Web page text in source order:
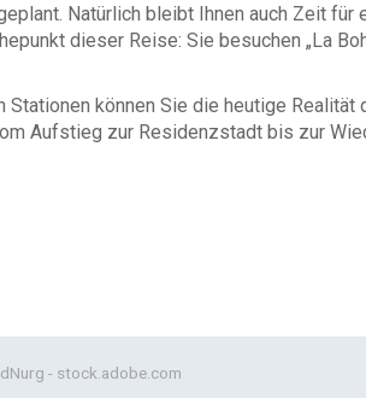
Natürlich bleibt Ihnen auch Zeit für
dieser Reise: Sie besuchen „La
können Sie die heutige Realität
Aufstieg zur Residenzstadt bis zur
- stock.adobe.com